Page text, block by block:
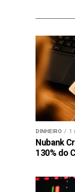
DINHEIRO 1
Nubank
130% do